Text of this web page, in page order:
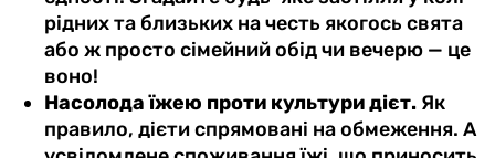
рідних та близьких на честь якогось свята
або ж просто сімейний обід чи вечерю — це
воно!
Насолода їжею проти культури дієт. Як
правило, дієти спрямовані на обмеження. А